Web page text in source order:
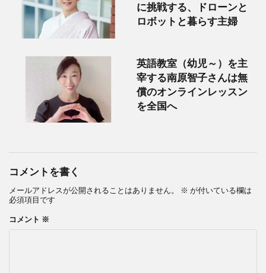
に挑戦する、ドローンと
ロボットと暮らす主婦
英語教室（幼児～）を主
宰する南原智子さんは無
償のオンラインレッスン
を全国へ
コメントを書く
メールアドレスが公開されることはありません。 ※ が付いている欄は
必須項目です
コメント ※